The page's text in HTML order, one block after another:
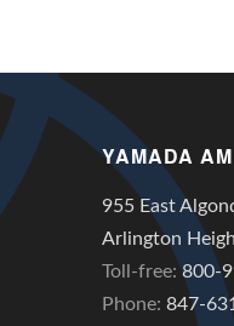
YAMADA
955 East
Arlington
Toll-free:800-
Phone: 847-